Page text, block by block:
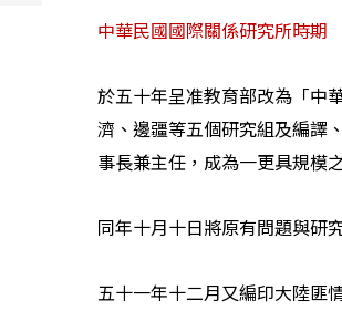
中華民國國際關係研究所時期
於五十年呈准教育部改為「中
濟、邊疆等五個研究組及編譯
事長兼主任，成為一更具規模
同年十月十日將原有問題與研
五十一年十二月又編印大陸匪